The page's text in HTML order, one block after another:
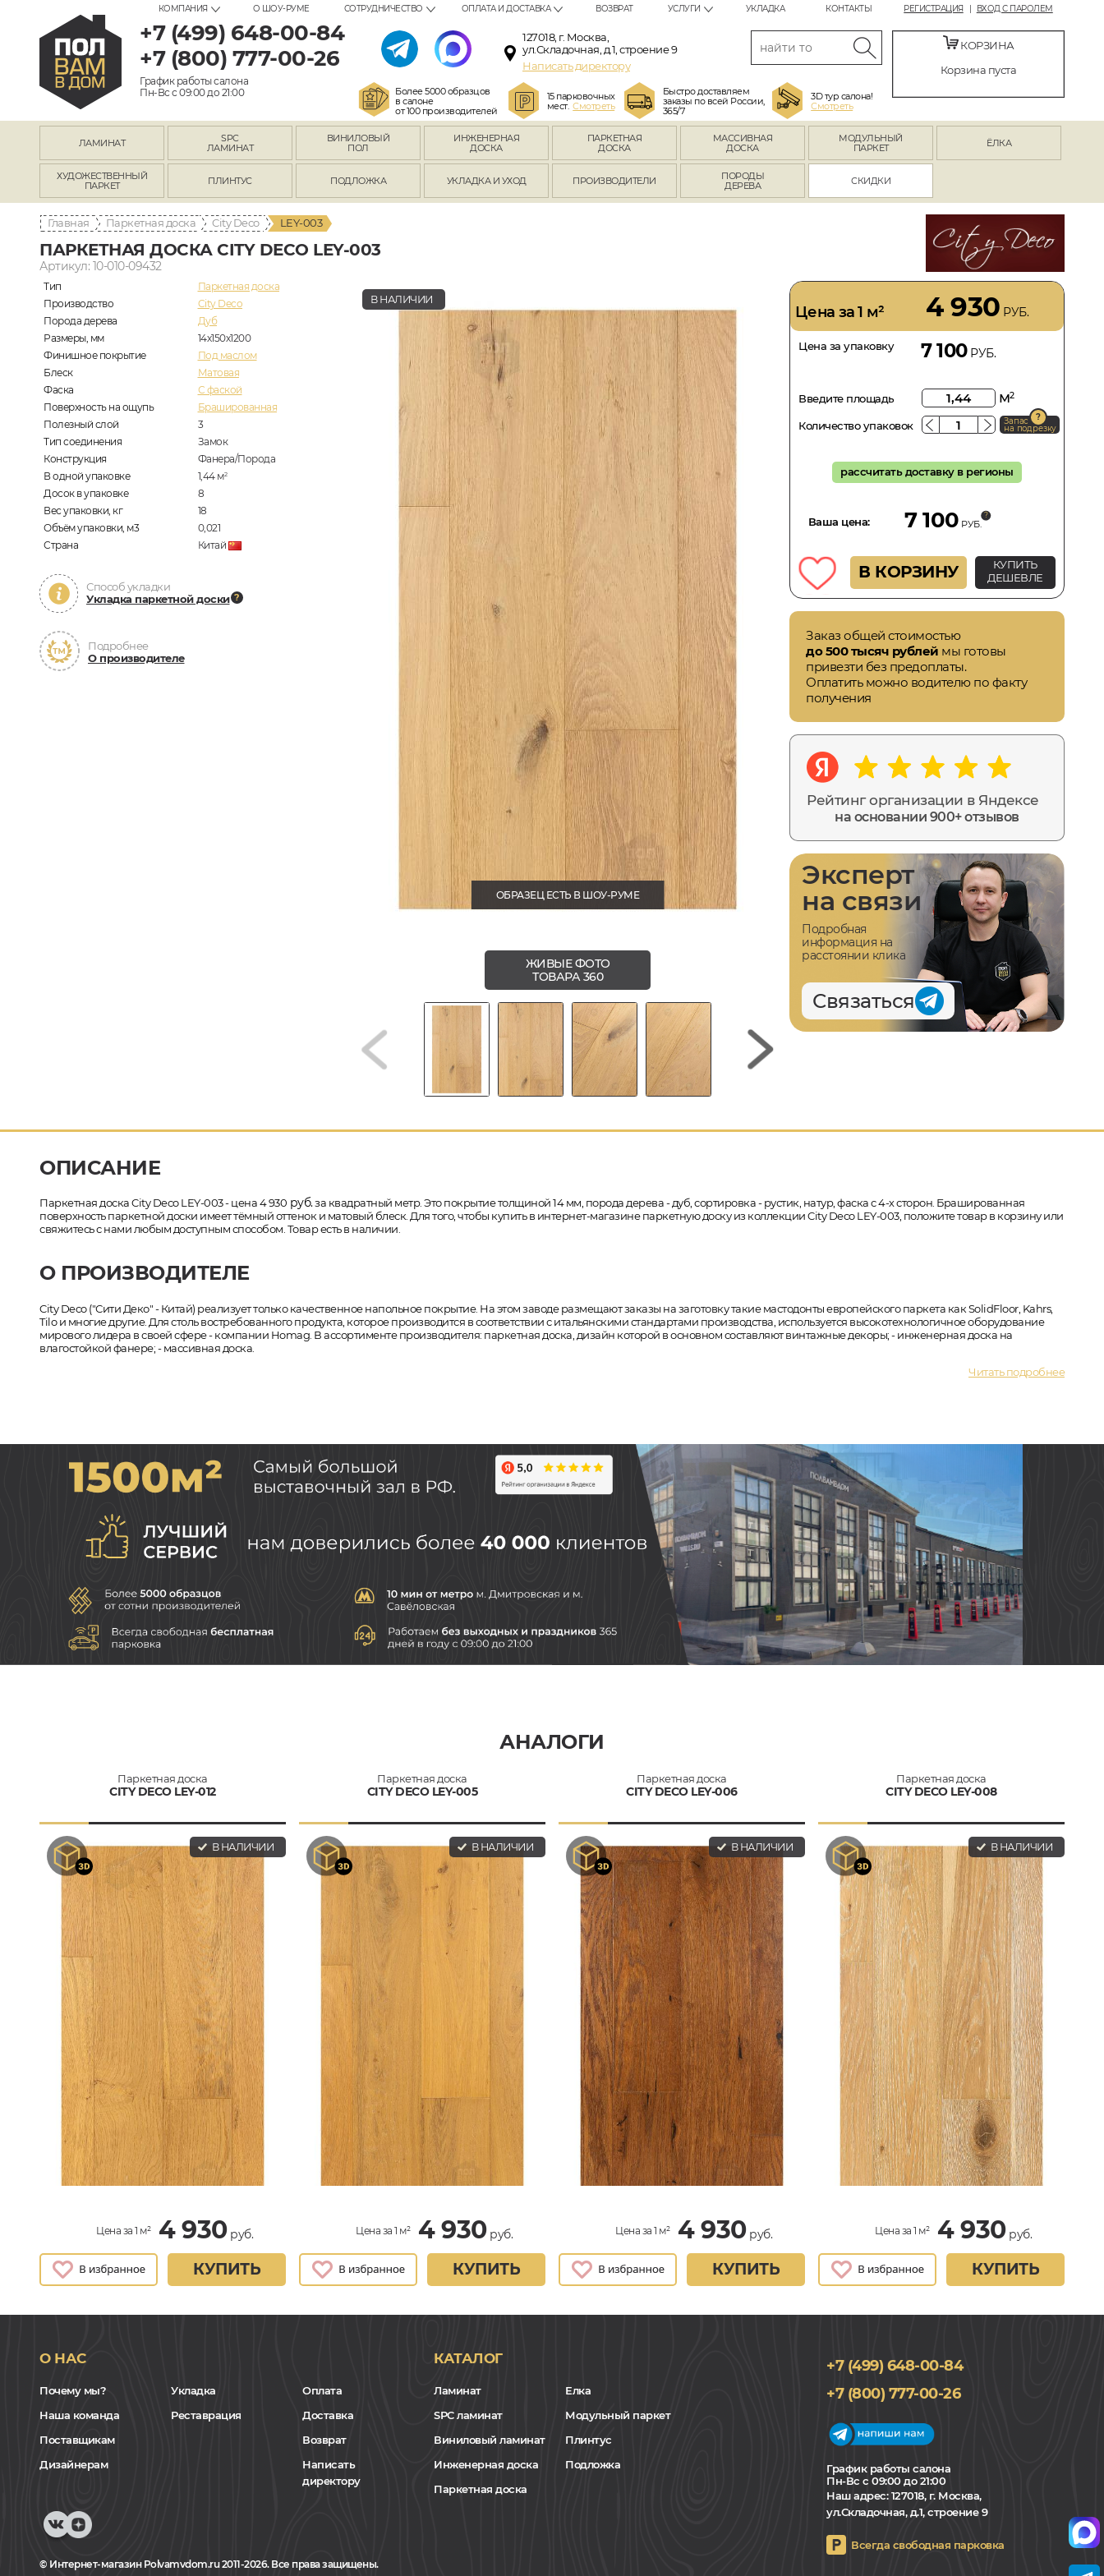
РЕГИСТРАЦИЯ ВХОД С ПАРОЛЕМ
КОМПАНИЯ О ШОУ-РУМЕ СОТРУДНИЧЕСТВО ОПЛАТА И ДОСТАВКА ВОЗВРАТ УСЛУГИ УКЛАДКА КОНТАКТЫ
+7 (499) 648-00-84
+7 (800) 777-00-26
График работы салона
Пн-Вс с 09:00 до 21:00
127018, г. Москва,
ул.Складочная, д.1, строение 9
Написать директору
Более 5000 образцов
в салоне
от 100 производителей
15 парковочных
мест.Смотреть
Быстро доставляем
заказы по всей России,
365/7
3D тур салона!
Смотреть
КОРЗИНА
Корзина пуста
ЛАМИНАТ
SPC
ЛАМИНАТ
ВИНИЛОВЫЙ
ПОЛ
ИНЖЕНЕРНАЯ
ДОСКА
ПАРКЕТНАЯ
ДОСКА
МАССИВНАЯ
ДОСКА
МОДУЛЬНЫЙ
ПАРКЕТ
ЁЛКА
ХУДОЖЕСТВЕННЫЙ
ПАРКЕТ
ПЛИНТУС ПОДЛОЖКА УКЛАДКА И УХОД ПРОИЗВОДИТЕЛИ
ПОРОДЫ
ДЕРЕВА
СКИДКИ
Главная Паркетная доска City Deco LEY-003
ПАРКЕТНАЯ ДОСКА CITY DECO LEY-003
Артикул: 10-010-09432
Тип
Паркетная доска
Производство
City Deco
Порода дерева
Дуб
Размеры, мм
14х150х1200
Финишное покрытие
Под маслом
Блеск
Матовая
Фаска
С фаской
Поверхность на ощупь
Брашированная
Полезный слой
3
Тип соединения
Замок
Конструкция
Фанера/Порода
В одной упаковке
1,44 м2
Досок в упаковке
8
Вес упаковки, кг
18
Объём упаковки, м3
0,021
Страна
Китай
Способ укладки
Укладка паркетной доски
Подробнее
О производителе
В НАЛИЧИИ
ОБРАЗЕЦ ЕСТЬ В ШОУ-РУМЕ
ЖИВЫЕ ФОТО
ТОВАРА 360
Цена за 1 м² 4 930 РУБ.
Цена за упаковку 7 100РУБ.
Введите площадь м2
Количество упаковок Запас
на подрезку
рассчитать доставку в регионы
Ваша цена: 7 100 РУБ.
В КОРЗИНУ
КУПИТЬ
ДЕШЕВЛЕ
Заказ общей стоимостью
до 500 тысяч рублей мы готовы
привезти без предоплаты.
Оплатить можно водителю по факту
получения
Рейтинг организации в Яндексе
на основании 900+ отзывов
Эксперт
на связи
Подробная
информация на
расстоянии клика
Связаться
ОПИСАНИЕ
Паркетная доска City Deco LEY-003 - цена 4 930 руб.за квадратный метр. Это покрытие толщиной 14 мм, порода дерева - дуб, сортировка - рустик, натур, фаска с 4-х сторон. Брашированная
поверхность паркетной доски имеет тёмный оттенок и матовый блеск. Для того, чтобы купить в интернет-магазине паркетную доску из коллекции City Deco LEY-003, положите товар в корзину или
свяжитесь с нами любым доступным способом. Товар есть в наличии.
О ПРОИЗВОДИТЕЛЕ
City Deco ("Сити Деко" - Китай) реализует только качественное напольное покрытие. На этом заводе размещают заказы на заготовку такие мастодонты европейского паркета как SolidFloor, Kahrs,
Tilo и многие другие. Для столь востребованного продукта, которое производится в соответствии с итальянскими стандартами производства, используется высокотехнологичное оборудование
мирового лидера в своей сфере - компании Homag. В ассортименте производителя: паркетная доска, дизайн которой в основном составляют винтажные декоры; - инженерная доска на
влагостойкой фанере; - массивная доска.
Читать подробнее
АНАЛОГИ
Паркетная доска
CITY DECO LEY-012
В НАЛИЧИИ
Цена за 1 м² 4 930руб.
КУПИТЬ
Паркетная доска
CITY DECO LEY-005
В НАЛИЧИИ
Цена за 1 м² 4 930руб.
КУПИТЬ
Паркетная доска
CITY DECO LEY-006
В НАЛИЧИИ
Цена за 1 м² 4 930руб.
КУПИТЬ
Паркетная доска
CITY DECO LEY-008
В НАЛИЧИИ
Цена за 1 м² 4 930руб.
КУПИТЬ
О НАС
Почему мы?
Наша команда
Поставщикам
Дизайнерам
Укладка
Реставрация
Оплата
Доставка
Возврат
Написать
директору
КАТАЛОГ
Ламинат
SPC ламинат
Виниловый ламинат
Инженерная доска
Паркетная доска
Елка
Модульный паркет
Плинтус
Подложка
+7 (499) 648-00-84
+7 (800) 777-00-26
График работы салона
Пн-Вс с 09:00 до 21:00
Наш адрес:127018, г. Москва,
ул.Складочная, д.1, строение 9
Всегда свободная парковка
© Интернет-магазин Polvamvdom.ru 2011-2026. Все права защищены.